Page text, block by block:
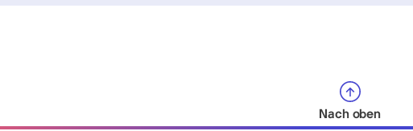
Nach oben